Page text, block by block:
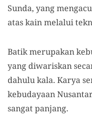
Sunda, yang
atas kain melalui
Batik merupakan
yang diwariskan
dahulu kala. Karya
kebudayaan
sangat panjang.